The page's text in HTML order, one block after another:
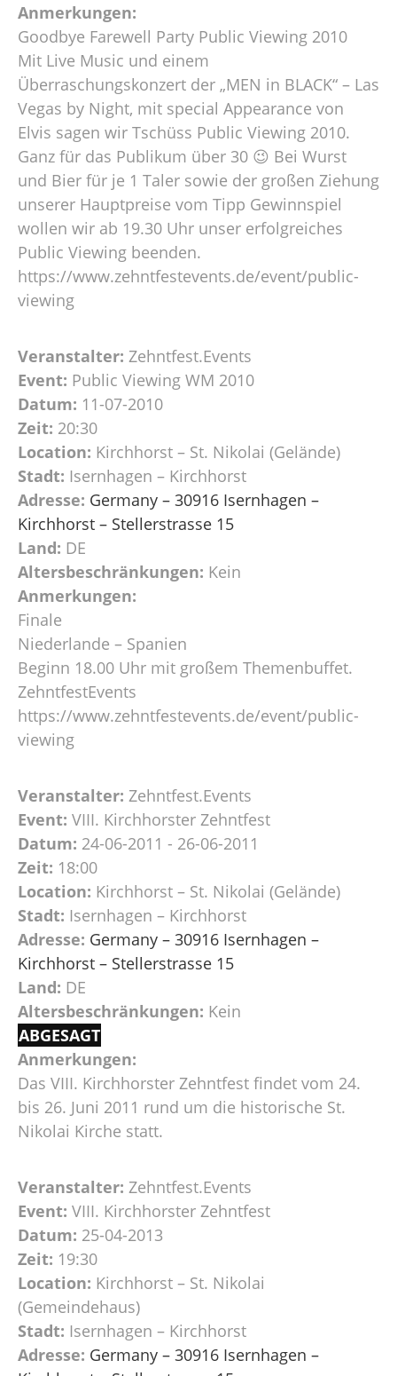
Anmerkungen:
Goodbye Farewell Party Public Viewing 2010
Mit Live Music und einem
Überraschungskonzert der „MEN in BLACK“ – Las
Vegas by Night, mit special Appearance von
Elvis sagen wir Tschüss Public Viewing 2010.
Ganz für das Publikum über 30 😉 Bei Wurst
und Bier für je 1 Taler sowie der großen Ziehung
unserer Hauptpreise vom Tipp Gewinnspiel
wollen wir ab 19.30 Uhr unser erfolgreiches
Public Viewing beenden.
https://www.zehntfestevents.de/event/public-
viewing
Veranstalter: Zehntfest.Events
Event: Public Viewing WM 2010
Datum: 11-07-2010
Zeit: 20:30
Location: Kirchhorst – St. Nikolai (Gelände)
Stadt: Isernhagen – Kirchhorst
Adresse: Germany – 30916 Isernhagen –
Kirchhorst – Stellerstrasse 15
Land: DE
Altersbeschränkungen: Kein
Anmerkungen:
Finale
Niederlande – Spanien
Beginn 18.00 Uhr mit großem Themenbuffet.
ZehntfestEvents
https://www.zehntfestevents.de/event/public-
viewing
Veranstalter: Zehntfest.Events
Event: VIII. Kirchhorster Zehntfest
Datum: 24-06-2011 - 26-06-2011
Zeit: 18:00
Location: Kirchhorst – St. Nikolai (Gelände)
Stadt: Isernhagen – Kirchhorst
Adresse: Germany – 30916 Isernhagen –
Kirchhorst – Stellerstrasse 15
Land: DE
Altersbeschränkungen: Kein
ABGESAGT
Anmerkungen:
Das VIII. Kirchhorster Zehntfest findet vom 24.
bis 26. Juni 2011 rund um die historische St.
Nikolai Kirche statt.
Veranstalter: Zehntfest.Events
Event: VIII. Kirchhorster Zehntfest
Datum: 25-04-2013
Zeit: 19:30
Location: Kirchhorst – St. Nikolai
(Gemeindehaus)
Stadt: Isernhagen – Kirchhorst
Adresse: Germany – 30916 Isernhagen –